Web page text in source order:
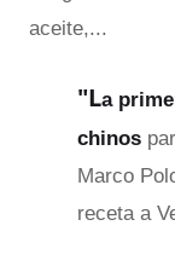
aceite,...
"La
chinos
Marco
receta a